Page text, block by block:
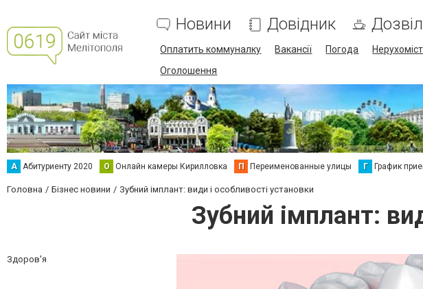
Новини Довідник
Оплатить коммуналку Вакансії Погода
Оголошення
А Абитуриенту 2020 О Онлайн камеры Кирилловка П Переименованные улицы Г График
Головна Бізнес новини Зубний імплант: види і особливості установки
Зубний імплант:
Здоров'я